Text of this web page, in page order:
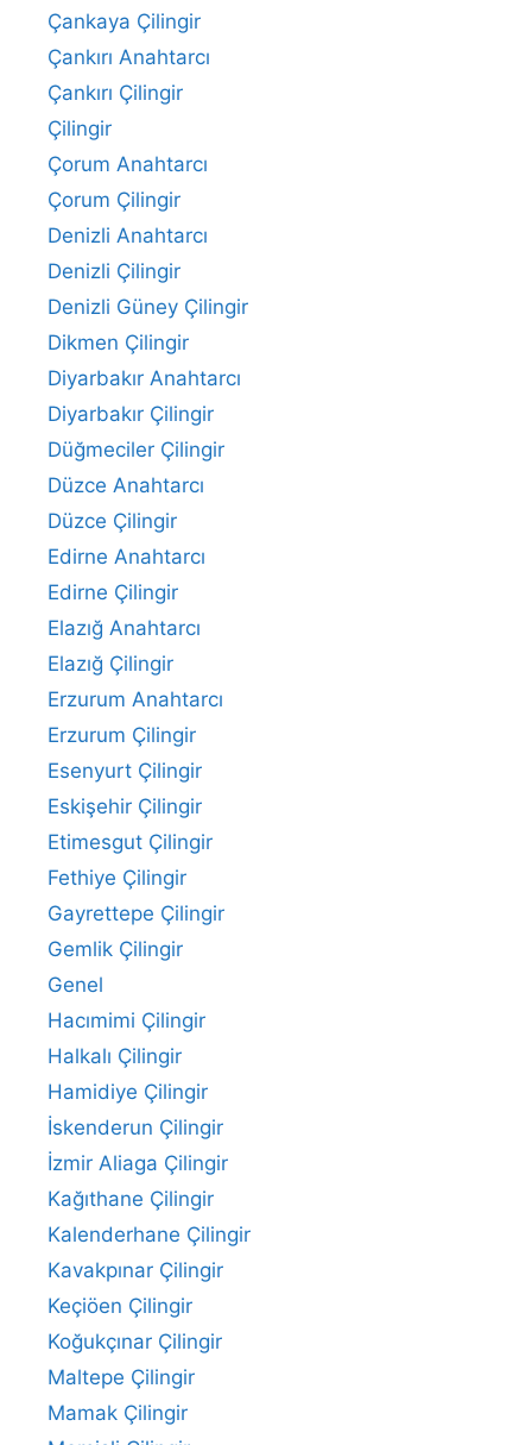
Çankaya Çilingir
Çankırı Anahtarcı
Çankırı Çilingir
Çilingir
Çorum Anahtarcı
Çorum Çilingir
Denizli Anahtarcı
Denizli Çilingir
Denizli Güney Çilingir
Dikmen Çilingir
Diyarbakır Anahtarcı
Diyarbakır Çilingir
Düğmeciler Çilingir
Düzce Anahtarcı
Düzce Çilingir
Edirne Anahtarcı
Edirne Çilingir
Elazığ Anahtarcı
Elazığ Çilingir
Erzurum Anahtarcı
Erzurum Çilingir
Esenyurt Çilingir
Eskişehir Çilingir
Etimesgut Çilingir
Fethiye Çilingir
Gayrettepe Çilingir
Gemlik Çilingir
Genel
Hacımimi Çilingir
Halkalı Çilingir
Hamidiye Çilingir
İskenderun Çilingir
İzmir Aliaga Çilingir
Kağıthane Çilingir
Kalenderhane Çilingir
Kavakpınar Çilingir
Keçiöen Çilingir
Koğukçınar Çilingir
Maltepe Çilingir
Mamak Çilingir